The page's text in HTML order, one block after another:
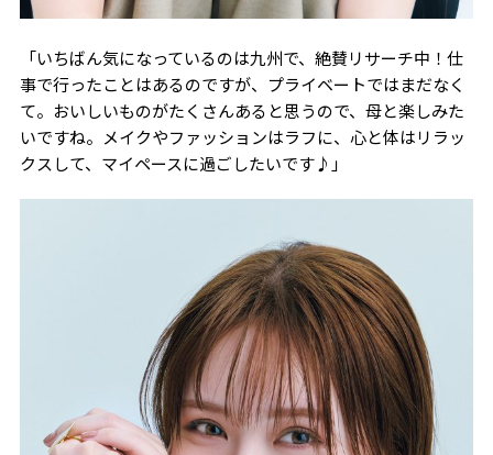
「いちばん気になっているのは九州で、絶賛リサーチ中！仕
事で行ったことはあるのですが、プライベートではまだなく
て。おいしいものがたくさんあると思うので、母と楽しみた
いですね。メイクやファッションはラフに、心と体はリラッ
クスして、マイペースに過ごしたいです♪」